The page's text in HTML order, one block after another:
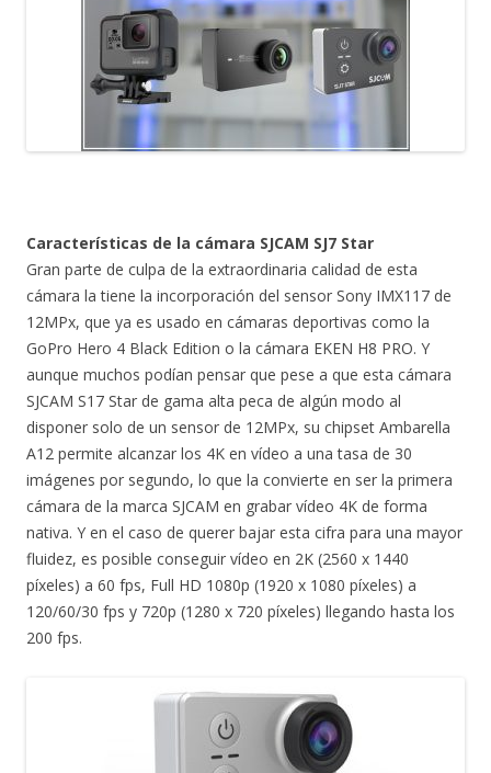
Características de la cámara SJCAM SJ7 Star
Gran parte de culpa de la extraordinaria calidad de esta
cámara la tiene la incorporación del sensor Sony IMX117 de
12MPx, que ya es usado en cámaras deportivas como la
GoPro Hero 4 Black Edition o la cámara EKEN H8 PRO. Y
aunque muchos podían pensar que pese a que esta cámara
SJCAM S17 Star de gama alta peca de algún modo al
disponer solo de un sensor de 12MPx, su chipset Ambarella
A12 permite alcanzar los 4K en vídeo a una tasa de 30
imágenes por segundo, lo que la convierte en ser la primera
cámara de la marca SJCAM en grabar vídeo 4K de forma
nativa. Y en el caso de querer bajar esta cifra para una mayor
fluidez, es posible conseguir vídeo en 2K (2560 x 1440
píxeles) a 60 fps, Full HD 1080p (1920 x 1080 píxeles) a
120/60/30 fps y 720p (1280 x 720 píxeles) llegando hasta los
200 fps.